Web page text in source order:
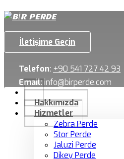
İletişime Geçin
Telefon: +90 541 727 42 93
Email:info@birperde.com
Hakkımızda
Hizmetler
Zebra Perde
Stor Perde
Jaluzi Perde
Dikey Perde